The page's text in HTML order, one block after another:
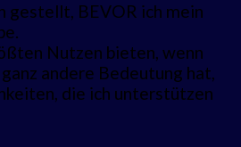
gestellt, BEVOR ich mein
Nutzen bieten, wenn
andere Bedeutung hat,
die ich unterstützen